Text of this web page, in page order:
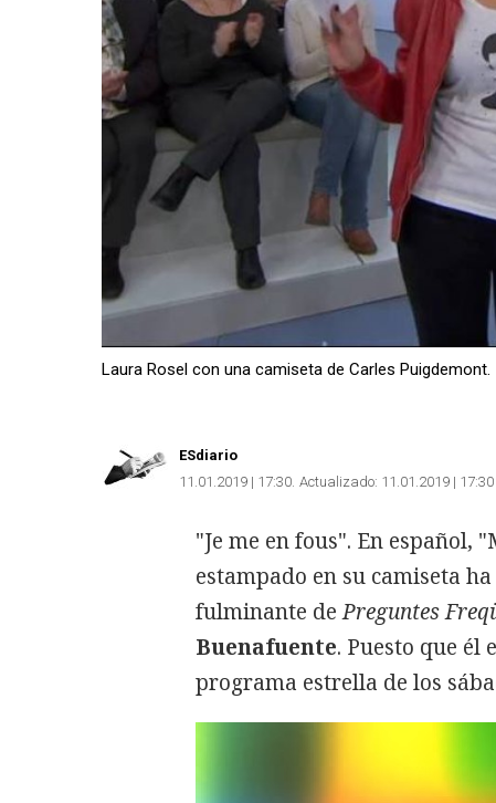
Laura Rosel con una camiseta de Carles Puigdemont.
ESdiario
11.01.2019 | 17:30 Actualizado: 11.01.2019 | 17:30
"Je me en fous". En español,
estampado en su camiseta
fulminante dePreguntes
Buenafuente. Puesto que él
programa estrella de los